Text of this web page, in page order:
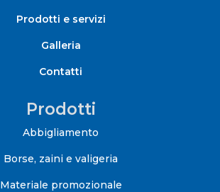
Prodotti e servizi
Galleria
Contatti
Prodotti
Abbigliamento
Borse, zaini e valigeria
Materiale promozionale